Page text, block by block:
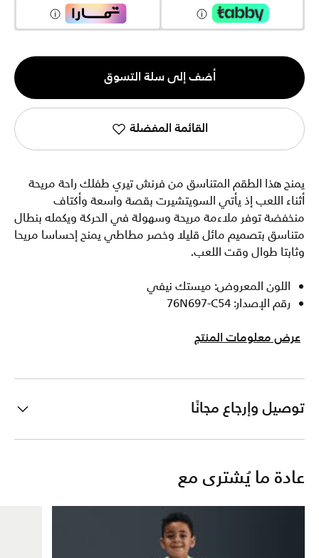
الكمية
1
أضف إلى سلة التسوق
القائمة المفضلة
يمنح هذا الطقم المتناسق من فرنش تيري طفلك راحة مريحة
أثناء اللعب إذ يأتي السويتشيرت بقصة واسعة وأكتاف
منخفضة توفر ملاءمة مريحة وسهولة في الحركة ويكمله بنطال
متناسق بتصميم مائل قليلا وخصر مطاطي يمنح إحساسا مريحا
وثابتا طوال وقت اللعب.
اللون المعروض: ميستك نيفي
رقم الإصدار: 76N697-C54
عرض معلومات المنتج
توصيل وإرجاع مجانًا
عادة ما يُشترى مع